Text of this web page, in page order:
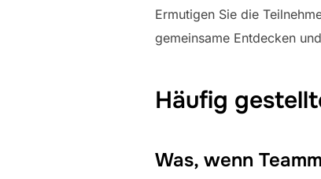
Ermutigen Sie die
gemeinsame Entdecken
Häufig
Was, wenn